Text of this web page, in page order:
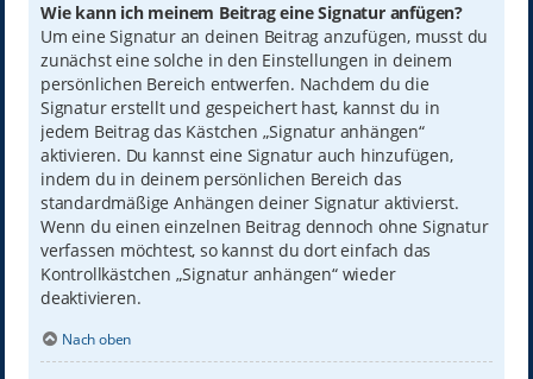
Wie kann ich meinem Beitrag eine Signatur anfügen?
Um eine Signatur an deinen Beitrag anzufügen, musst du
zunächst eine solche in den Einstellungen in deinem
persönlichen Bereich entwerfen. Nachdem du die
Signatur erstellt und gespeichert hast, kannst du in
jedem Beitrag das Kästchen „Signatur anhängen“
aktivieren. Du kannst eine Signatur auch hinzufügen,
indem du in deinem persönlichen Bereich das
standardmäßige Anhängen deiner Signatur aktivierst.
Wenn du einen einzelnen Beitrag dennoch ohne Signatur
verfassen möchtest, so kannst du dort einfach das
Kontrollkästchen „Signatur anhängen“ wieder
deaktivieren.
Nach oben